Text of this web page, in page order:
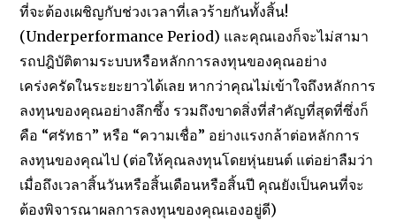
ที่จะต้องเผชิญกับช่วงเวลาที่เลวร้ายกันทั้งสิ้น!
(Underperformance Period) และคุณเองก็จะไม่สามา
รถปฎิบัติตามระบบหรือหลักการลงทุนของคุณอย่าง
เคร่งครัดในระยะยาวได้เลย หากว่าคุณไม่เข้าใจถึงหลักการ
ลงทุนของคุณอย่างลึกซึ้ง รวมถึงขาดสิ่งที่สำคัญที่สุดที่ซึ่งก็
คือ “ศรัทธา” หรือ “ความเชื่อ” อย่างแรงกล้าต่อหลักการ
ลงทุนของคุณไป (ต่อให้คุณลงทุนโดยหุ่นยนต์ แต่อย่าลืมว่า
เมื่อถึงเวลาสิ้นวันหรือสิ้นเดือนหรือสิ้นปี คุณยังเป็นคนที่จะ
ต้องพิจารณาผลการลงทุนของคุณเองอยู่ดี)